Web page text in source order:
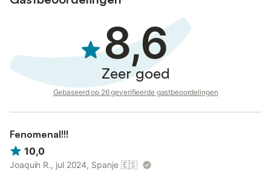
8,6
Zeer goed
Gebaseerd op 26 geverifieerde gastbeoordelingen
Fenomenal!!!
10,0
Joaquín R., jul 2024, Spanje 🇪🇸